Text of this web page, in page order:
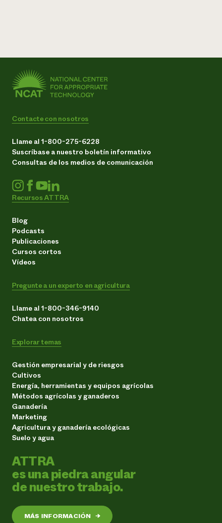
Contacte con nosotros
Llame al 1-800-275-6228
Suscríbase a nuestro boletín informativo
Consultas de los medios de comunicación
Recursos ATTRA
Blog
Podcasts
Publicaciones
Cursos cortos
Vídeos
Pregunte a un experto en agricultura
Llame al 1-800-346-9140
Chatea con nosotros
Explorar temas
Gestión empresarial y de riesgos
Cultivos
Energía, herramientas y equipos agrícolas
Métodos agrícolas y ganaderos
Ganadería
Marketing
Agricultura y ganadería ecológicas
Suelo y agua
ATTRA
es una piedra angular
de nuestro trabajo.
MÁS INFORMACIÓN →